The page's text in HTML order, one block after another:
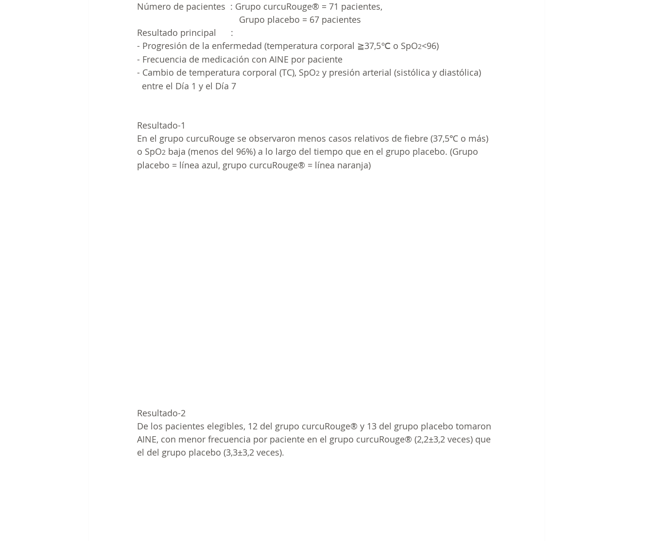
Número de pacientes  : Grupo curcuRouge® = 71 pacientes,
Grupo placebo = 67 pacientes
Resultado principal      :
- Progresión de la enfermedad (temperatura corporal ≧37,5℃ o SpO2<96)
- Frecuencia de medicación con AINE por paciente
- Cambio de temperatura corporal (TC), SpO2 y presión arterial (sistólica y diastólica)
entre el Día 1 y el Día 7
Resultado-1
En el grupo curcuRouge se observaron menos casos relativos de fiebre (37,5℃ o más)
o SpO2 baja (menos del 96%) a lo largo del tiempo que en el grupo placebo. (Grupo
placebo = línea azul, grupo curcuRouge® = línea naranja)
Resultado-2
De los pacientes elegibles, 12 del grupo curcuRouge® y 13 del grupo placebo tomaron
AINE, con menor frecuencia por paciente en el grupo curcuRouge® (2,2±3,2 veces) que
el del grupo placebo (3,3±3,2 veces).